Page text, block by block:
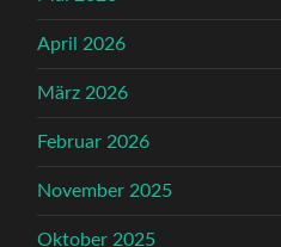
April 2026
März 2026
Februar 2026
November 2025
Oktober 2025